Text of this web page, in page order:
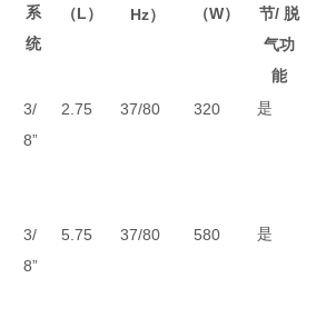
系
统
（L） Hz） （W） 节/ 脱
气功
能
3/
8”
2.75 37/80 320 是
3/
8”
5.75 37/80 580 是